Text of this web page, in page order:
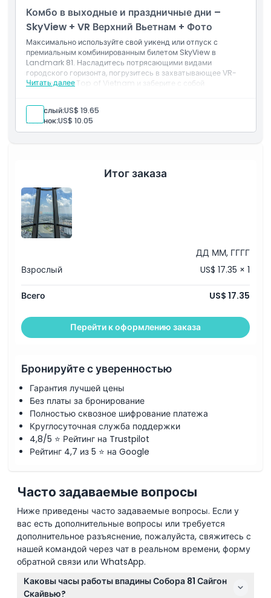
Политика в отношении детей и взрослых
Исключения
Не подходит для
Часы работы
Местоположение
Как добраться туда
Комбо в выходные и праздничные дни –
SkyView + VR Верхний Вьетнам + Фото
Максимально используйте свой уикенд или отпуск с
премиальным комбинированным билетом SkyView в
Landmark 81. Насладитесь потрясающими видами
городского горизонта, погрузитесь в захватывающее VR-
приключение Top of Vietnam и заберите с собой
Читать далее
Включено
1 билет Саигон Скайвью (этажи 79-81)
Входной билет на игру виртуальной реальности и
Взрослый:US$ 19.65
Ребёнок:US$ 10.05
Итог заказа
ДД ММ, ГГГГ
Взрослый
US$ 17.35 × 1
Всего US$ 17.35
Перейти к оформлению заказа
Бронируйте с уверенностью
Гарантия лучшей цены
Без платы за бронирование
Полностью сквозное шифрование платежа
Круглосуточная служба поддержки
4,8/5 ⭐ Рейтинг на Trustpilot
Рейтинг 4,7 из 5 ⭐ на Google
Часто задаваемые вопросы
Ниже приведены часто задаваемые вопросы. Если у
вас есть дополнительные вопросы или требуется
дополнительное разъяснение, пожалуйста, свяжитесь с
нашей командой через чат в реальном времени, форму
обратной связи или WhatsApp.
Каковы часы работы впадины Собора 81 Сайгон
Скайвью?